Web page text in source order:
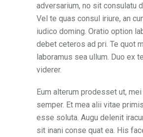
adversarium, no sit consulatu
Vel te quas consul iriure, an
iudico doming. Oratio option
debet ceteros ad pri. Te quot
laboramus sea ullum. Duo ex
viderer.
Eum alterum prodesset ut,
semper. Et mea alii vitae
esse soluta. Augu delenit
sit inani conse quat ea. His